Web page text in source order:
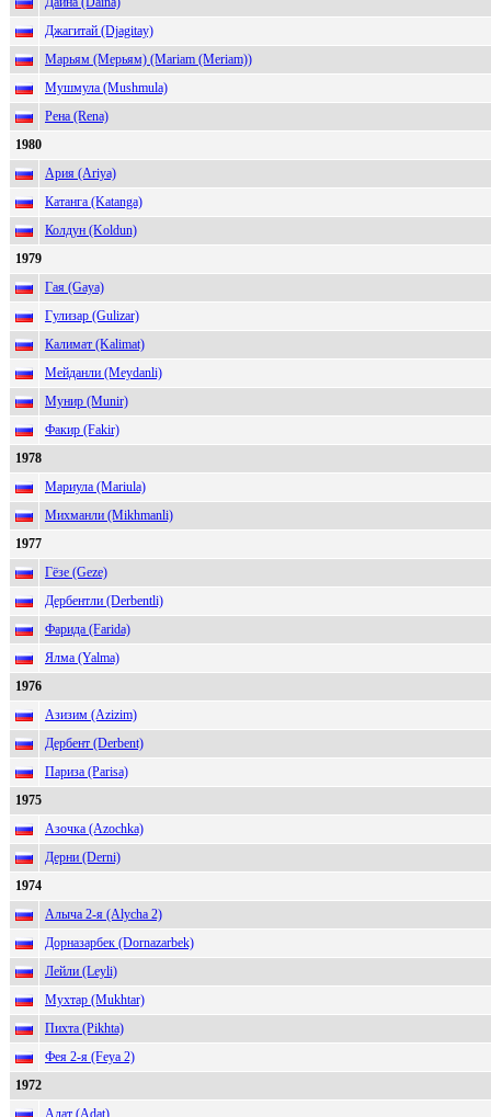
Джагитай (Djagitay)
Марьям (Мерьям) (Mariam (Meriam))
Мушмула (Mushmula)
Рена (Rena)
1980
Ария (Ariya)
Катанга (Katanga)
Колдун (Koldun)
1979
Гая (Gaya)
Гулизар (Gulizar)
Калимат (Kalimat)
Мейданли (Meydanli)
Мунир (Munir)
Факир (Fakir)
1978
Мариула (Mariula)
Михманли (Mikhmanli)
1977
Гёзе (Geze)
Дербентли (Derbentli)
Фарида (Farida)
Ялма (Yalma)
1976
Азизим (Azizim)
Дербент (Derbent)
Париза (Parisa)
1975
Азочка (Azochka)
Дерни (Derni)
1974
Алыча 2-я (Alycha 2)
Дорназарбек (Dornazarbek)
Лейли (Leyli)
Мухтар (Mukhtar)
Пихта (Pikhta)
Фея 2-я (Feya 2)
1972
Адат (Adat)